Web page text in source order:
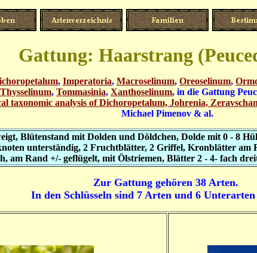
Gattung: Haarstrang
, Imperatoria, Macroselinum, Oreoselinum,
Thysselinum, Tommasinia, Xanthoselinum, in die Gattung
taxonomic analysis of Dichoropetalum, Johrenia,
Michael Pimenov & al.
Blütenstand mit Dolden und Döldchen, Dolde mit 0 - 8
unterständig, 2 Fruchtblätter, 2 Griffel, Kronblätter
am Rand +/- geflügelt, mit Ölstriemen, Blätter 2 - 4- fach
Zur Gattung gehören 38 Arten.
In den Schlüsseln sind 7 Arten und 6